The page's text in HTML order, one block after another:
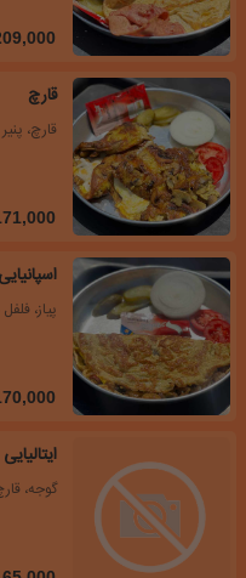
قارچ
قارچ، پنیر
اسپانیایی
پیاز، فلفل
ایتالیایی
گوجه، قارچ،